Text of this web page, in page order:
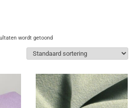
wordt getoond